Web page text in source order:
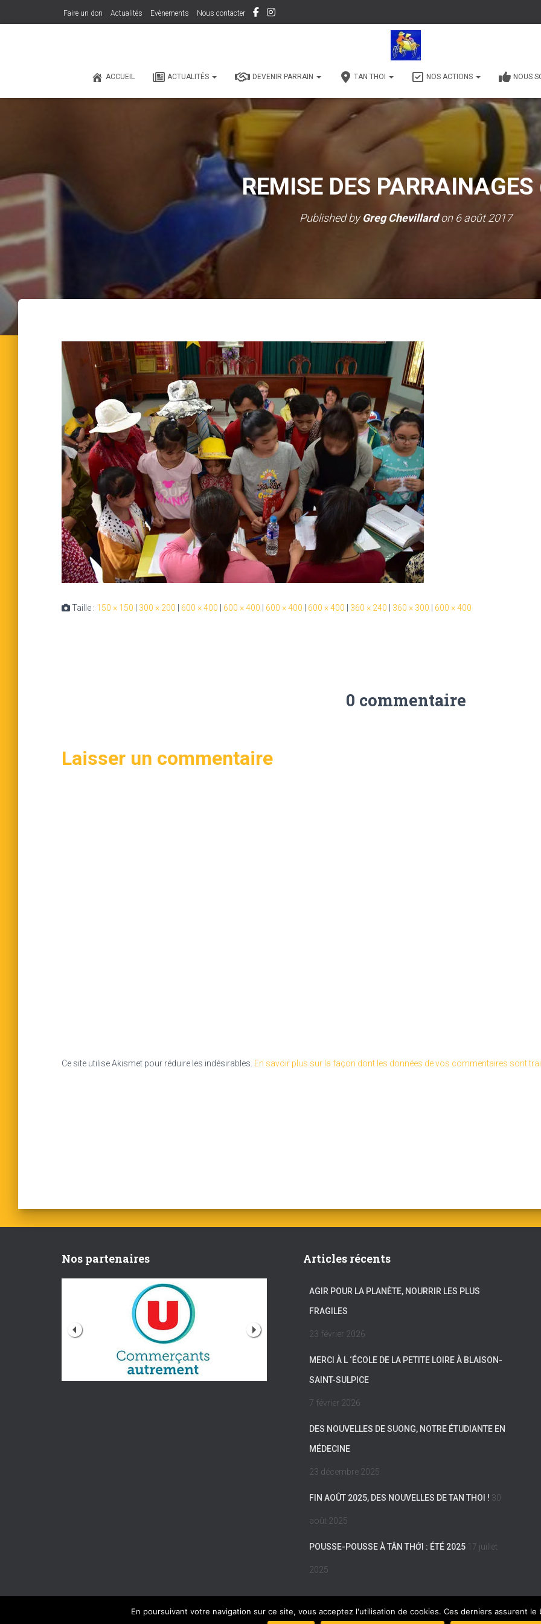
Faire un don Actualités Evènements Nous contacter
ACCUEIL ACTUALITÉS DEVENIR PARRAIN TAN THOI NOS ACTIONS NOUS
REMISE DES
Published byGreg Chevillardon 6 août 2017
Taille : 150 × 150 300 × 200 600 × 400 600 × 400 600 × 400 600 × 400 360 × 240 360 × 300 600 × 400
0 commentaire
Laisser un commentaire
Ce site utilise Akismet pour réduire les indésirables. En savoir plus sur la façon dont les données de vos commentaires sont
Nos partenaires Articles récents
AGIR POUR LA PLANÈTE, NOURRIR LES PLUS
FRAGILES
23 février 2026
MERCI À L ‘ÉCOLE DE LA PETITE LOIRE À BLAISON-
SAINT-SULPICE
7 février 2026
DES NOUVELLES DE SUONG, NOTRE ÉTUDIANTE EN
MÉDECINE
23 décembre 2025
FIN AOÛT 2025, DES NOUVELLES DE TAN THOI ! 30
août 2025
POUSSE-POUSSE À TÂN THỚI : ÉTÉ 2025 17 juillet
2025
En poursuivant votre navigation sur ce site, vous acceptez l'utilisation de cookies. Ces derniers assurent